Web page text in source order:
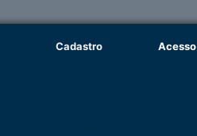
Cadastro Acesso